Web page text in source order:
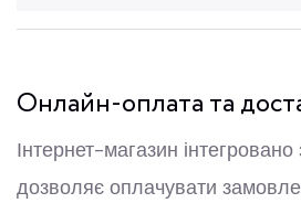
Онлайн-оплата та
Інтернет-магазин інтегровано
дозволяє оплачувати